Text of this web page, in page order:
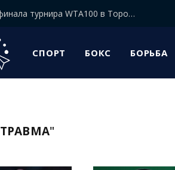
Елена Рыбакина прошла в 1/8 финала турнира WTA100 в Торонто
СПОРТ БОКС БОРЬБА
ТРАВМА"